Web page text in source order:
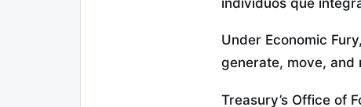
Under Economic Fury,
generate, move, and
Treasury’s Office of